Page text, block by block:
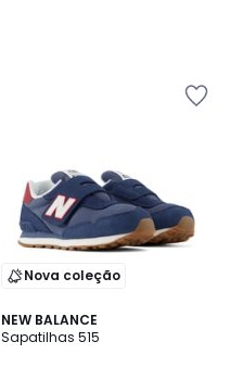
Nova coleção
NEW BALANCE
Sapatilhas 515